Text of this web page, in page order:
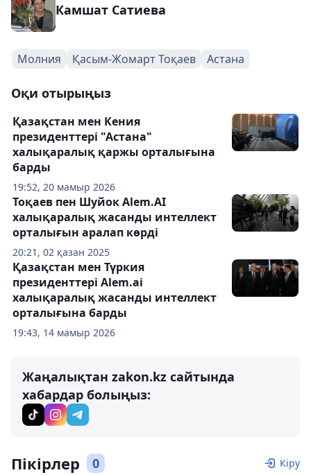
Камшат Сатиева
Молния Қасым-Жомарт Тоқаев Астана
Оқи отырыңыз
19:52, 20 мамыр 2026
Қазақстан мен Кения
президенттері "Астана"
халықаралық қаржы орталығына
барды
20:21, 02 қазан 2025
Тоқаев пен Шуйок Alem.AI
халықаралық жасанды интеллект
орталығын аралап көрді
19:43, 14 мамыр 2026
Қазақстан мен Түркия
президенттері Alem.ai
халықаралық жасанды интеллект
орталығына барды
Жаңалықтан zakon.kz сайтында
хабардар болыңыз:
Пікірлер 0 Кіру